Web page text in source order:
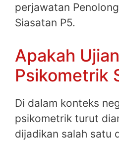
perjawatan
Siasatan P5.
Apakah Ujian
Psikometrik
Di dalam konteks
psikometrik turut
dijadikan salah satu